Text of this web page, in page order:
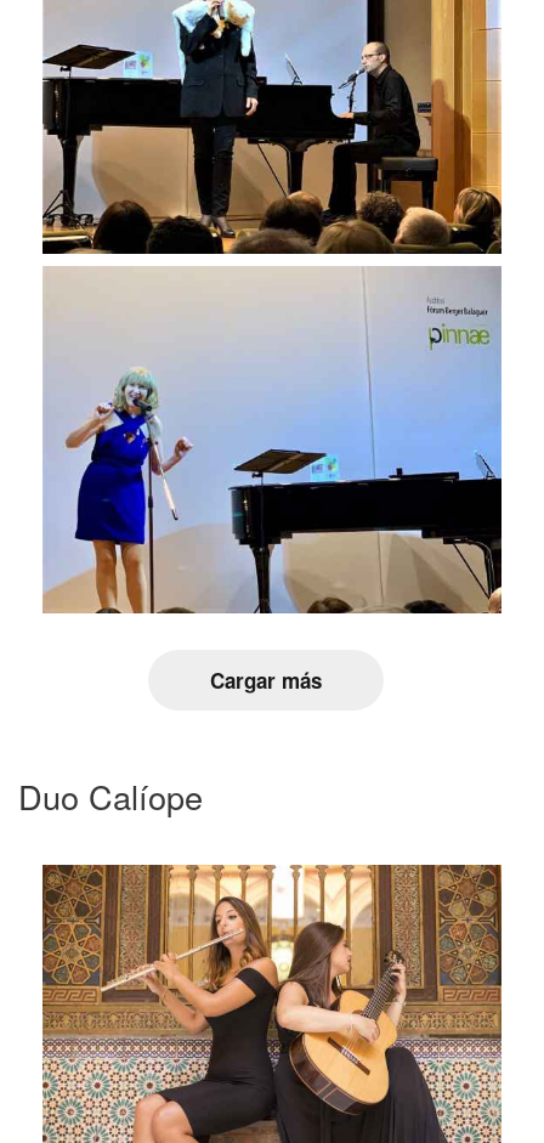
Cargar más
Duo Calíope